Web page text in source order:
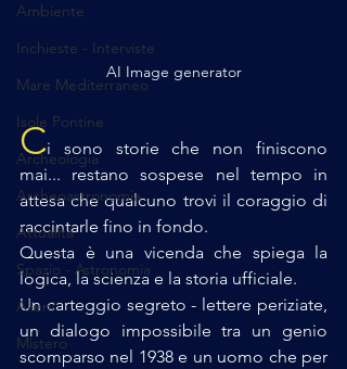
Ambiente
Inchieste - Interviste
Mare Mediterraneo
Isole Pontine
Archeologia
Archeoastronomia
Attualità
Spazio - Astronomia
Alieni
Mistero
AI Image generator
Ci sono storie che non finiscono
mai... restano sospese nel tempo in
attesa che qualcuno trovi il coraggio di
raccintarle fino in fondo.
Questa è una vicenda che spiega la
logica, la scienza e la storia ufficiale.
Un carteggio segreto - lettere periziate,
un dialogo impossibile tra un genio
scomparso nel 1938 e un uomo che per